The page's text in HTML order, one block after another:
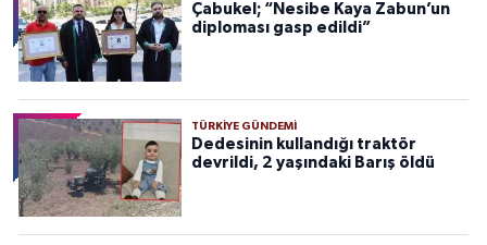
Çabukel; “Nesibe Kaya Zabun’un
diploması gasp edildi”
TÜRKIYE GÜNDEMI
Dedesinin kullandığı traktör
devrildi, 2 yaşındaki Barış öldü